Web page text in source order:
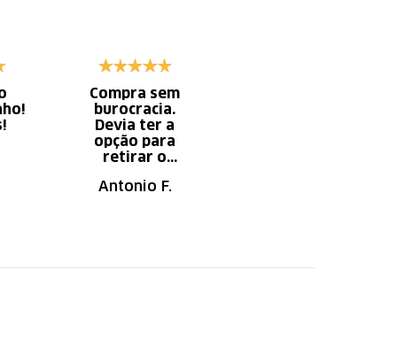
Compra sem
burocracia.
Devia ter a
opção para
retirar o
autorizada da
Antonio F.